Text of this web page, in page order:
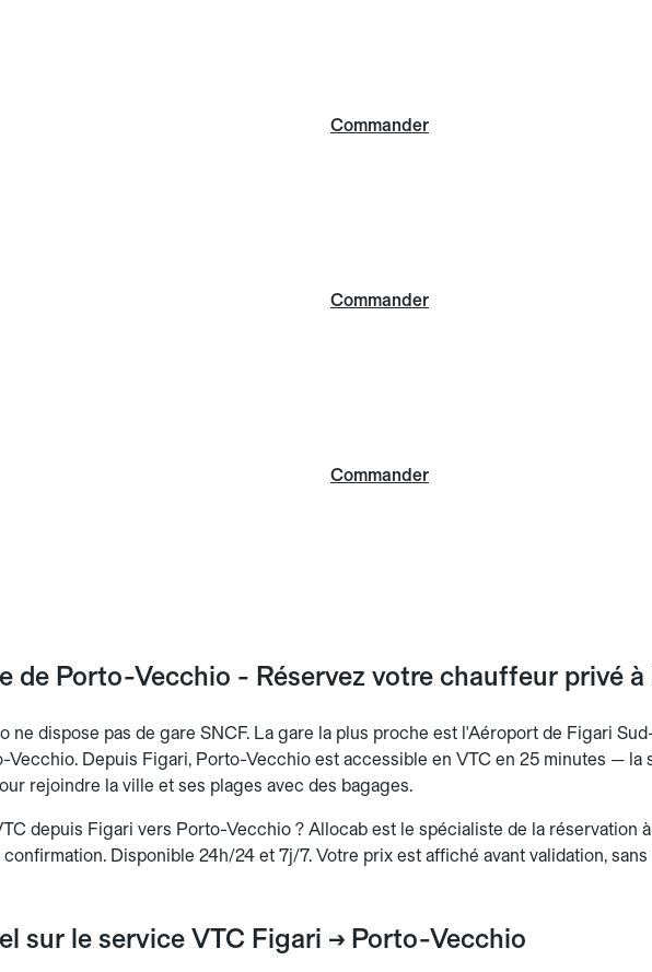
Commander
Commander
Commander
de Porto-Vecchio - Réservez votre chauffeur privé à
ne dispose pas de gare SNCF. La gare la plus proche est l'Aéroport de Figari
Vecchio. Depuis Figari, Porto-Vecchio est accessible en VTC en 25 minutes — la
rejoindre la ville et ses plages avec des bagages.
depuis Figari vers Porto-Vecchio ? Allocab est le spécialiste de la réservation
Disponible 24h/24 et 7j/7. Votre prix est affiché avant validation,
sur le service VTC Figari → Porto-Vecchio